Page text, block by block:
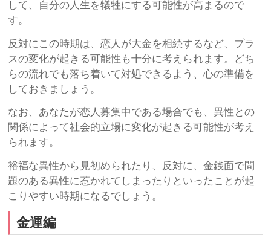
して、自分の人生を犠牲にする可能性が高まるので
す。
反対にこの時期は、恋人が大金を相続するなど、プラ
スの変化が起きる可能性も十分に考えられます。どち
らの流れでも落ち着いて対処できるよう、心の準備を
しておきましょう。
なお、あなたが恋人募集中である場合でも、異性との
関係によって社会的立場に変化が起きる可能性が考え
られます。
裕福な異性から見初められたり、反対に、金銭面で問
題のある異性に惹かれてしまったりといったことが起
こりやすい時期になるでしょう。
金運編